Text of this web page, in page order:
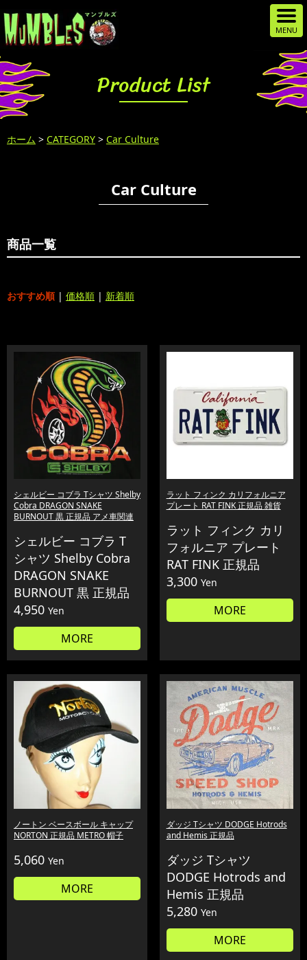
Product List
ホーム > CATEGORY > Car Culture
Car Culture
商品一覧
おすすめ順 | 価格順 | 新着順
シェルビー コブラ Tシャツ Shelby
Cobra DRAGON SNAKE
BURNOUT 黒 正規品 アメ車関連
シェルビー コブラ T
シャツ Shelby Cobra
DRAGON SNAKE
BURNOUT 黒 正規品
4,950 Yen
MORE
ラット フィンク カリフォルニア
プレート RAT FINK 正規品 雑貨
ラット フィンク カリ
フォルニア プレート
RAT FINK 正規品
3,300 Yen
MORE
ノートン ベースボール キャップ
NORTON 正規品 METRO 帽子
5,060 Yen
MORE
ダッジ Tシャツ DODGE Hotrods
and Hemis 正規品
ダッジ Tシャツ
DODGE Hotrods and
Hemis 正規品
5,280 Yen
MORE